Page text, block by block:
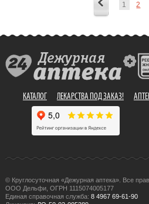
1 2
КАТАЛОГ ЛЕКАРСТВА ПОД ЗАКАЗ!
© Круглосуточная «Дежурная аптека». Все
ООО Дельфи, ОГРН 1115074005177
Единая справочная служба: 8 4967 69-61-90